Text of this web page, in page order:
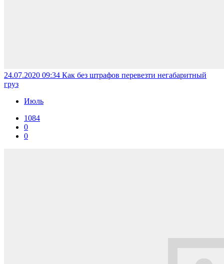
24.07.2020 09:34 Как без штрафов перевезти негабаритный
груз
Июль
1084
0
0